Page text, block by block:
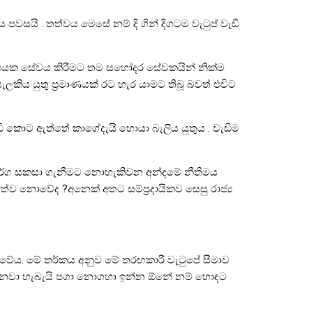
පවසයි . තත්වය මෙසේ නම් දි ගින් දිගටම වැටුප් වැඩි
සේවය කිරීමට තම සහෝදර සේවකයින් නික්ම
යුතු ප්‍රමාණයක් රට හැර යාමට තිබූ බවත් එවිට
ඇත්තේ කාගේදැයි හොයා බැලිය යුතුය . වැඩිම
සකසා ගැනීමට නොහැකිවන අන්දමේ නීතිමය
නොවේද ?අනෙක් අතට සම්ප්‍රදායිකව සෙසු රාජ්‍ය
මේ තර්කය අනුව මේ තරඟකාරී වැටුපේ සීමාව
හැබැයි පගා නොගහා ඉන්න ඕනේ නම් හොඳට